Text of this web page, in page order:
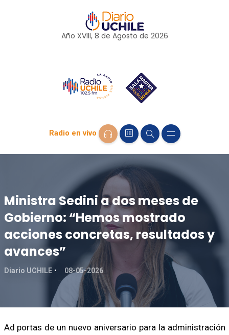
Año XVIII, 8 de Agosto de 2026
Radio en vivo
Ministra Sedini a dos meses de
Gobierno: “Hemos mostrado
acciones concretas, resultados y
avances”
Diario UCHILE 08-05-2026
Ad portas de un nuevo aniversario para la administración